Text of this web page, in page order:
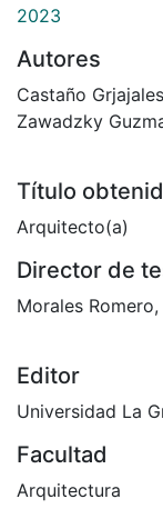
2023
Autores
Castaño
Zawadzky
Título
Arquitecto(a)
Director de
Morales
Editor
Universidad La
Facultad
Arquitectura